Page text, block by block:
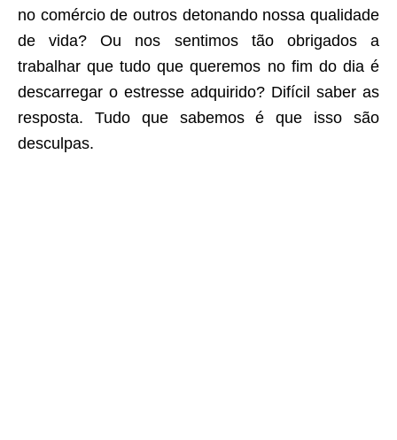
no comércio de outros detonando nossa qualidade
de vida? Ou nos sentimos tão obrigados a
trabalhar que tudo que queremos no fim do dia é
descarregar o estresse adquirido? Difícil saber as
resposta. Tudo que sabemos é que isso são
desculpas.